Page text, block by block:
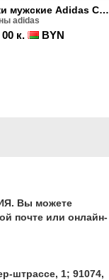
Плавки мужские Adidas Colorblock
adidas
к. BYN
Вы можете
почте или онлайн-
штрассе, 1; 91074,